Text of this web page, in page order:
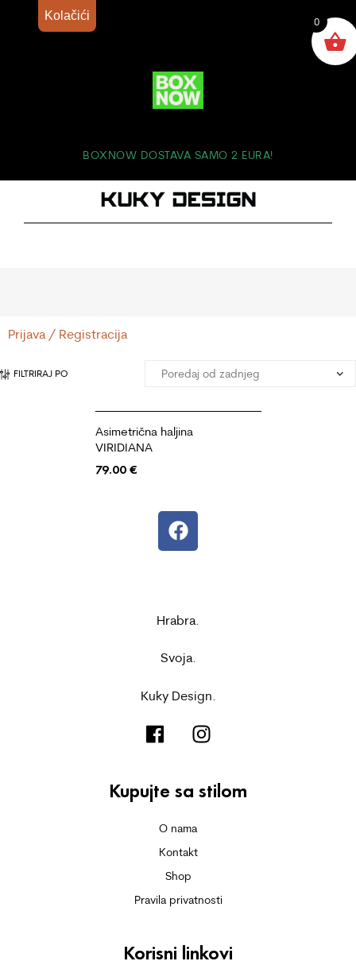
BOXNOW DOSTAVA SAMO 2 EURA!
Prijava / Registracija
FILTRIRAJ PO
Asimetrična haljina
VIRIDIANA
79.00 €
Hrabra.
Svoja.
Kuky Design.
Kupujte sa stilom
O nama
Kontakt
Shop
Pravila privatnosti
Korisni linkovi
0
Kolačići